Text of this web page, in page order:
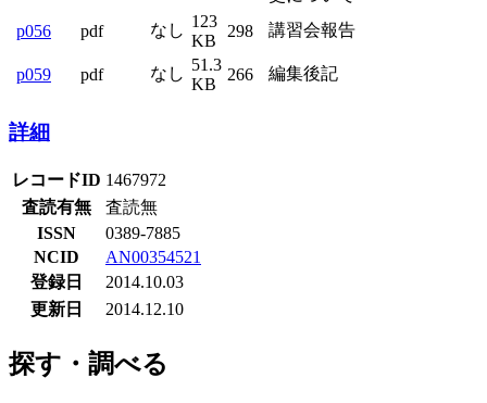
p056
pdf なし 123
KB
298 講習会報告
p059 pdf なし 51.3
KB
266 編集後記
詳細
レコードID 1467972
査読有無
査読無
ISSN
0389-7885
NCID
AN00354521
登録日
2014.10.03
更新日
2014.12.10
探す・調べる